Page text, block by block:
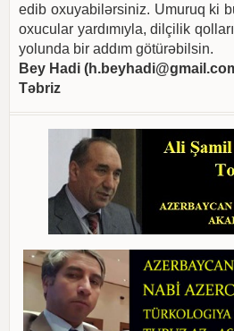
edib oxuyabilərsiniz. Umuruq ki
oxucular yardımıyla, dilçilik
yolunda bir addım götürəbilsin.
Bey Hadi (
Təbriz